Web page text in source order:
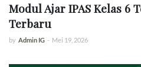
Modul Ajar IPAS Kelas 6
Terbaru
by Admin IG - Mei 19, 2026